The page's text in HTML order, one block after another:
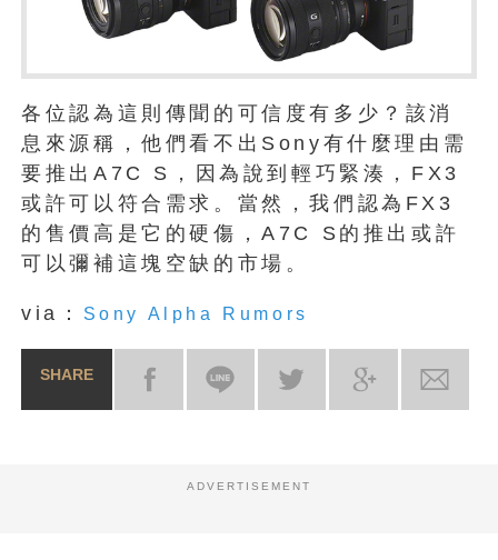
各位認為這則傳聞的可信度有多少？該消
息來源稱，他們看不出Sony有什麼理由需
要推出A7C S，因為說到輕巧緊湊，FX3
或許可以符合需求。當然，我們認為FX3
的售價高是它的硬傷，A7C S的推出或許
可以彌補這塊空缺的市場。
via： Sony Alpha Rumors
SHARE
ADVERTISEMENT